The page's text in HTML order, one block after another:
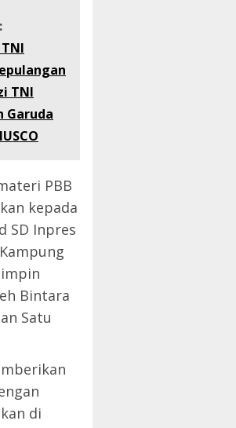
TNI
Garuda
PBB
kepada
SD Inpres
Bintara
Satu
di